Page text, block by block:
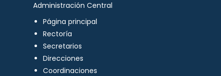
Administración Central
Página principal
Rectoría
Secretarios
Direcciones
Coordinaciones